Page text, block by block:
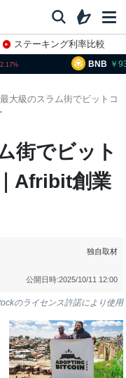
ステーキング利率比較
2.17 BNB
大級のスラム街でビットコ
街でビット
Afribit創業
独自取材
公開日時:2025/10/11 12:00
のライセンス許諾により使用